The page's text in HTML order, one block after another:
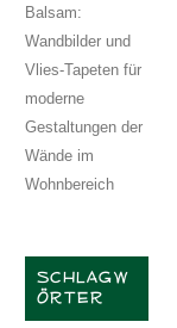
Balsam:
Wandbilder und
Vlies-Tapeten für
moderne
Gestaltungen der
Wände im
Wohnbereich
SCHLAGW
ÖRTER